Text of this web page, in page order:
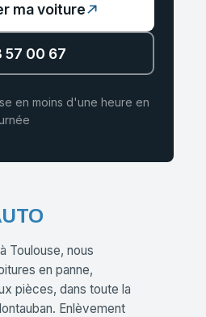
ma voiture
57 00 67
en moins d'une heure en
Toulouse, nous
en panne,
pièces, dans toute la
Enlèvement